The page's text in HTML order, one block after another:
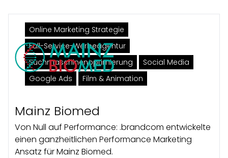
Online Marketing Strategie
Full-Service-Werbeagentur
Suchmaschinenoptimierung
Social Media
Google Ads
Film & Animation
Mainz Biomed
Von Null auf Performance: .brandcom entwickelte
einen ganzheitlichen Performance Marketing
Ansatz für Mainz Biomed.